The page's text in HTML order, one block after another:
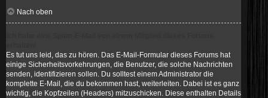
Nach oben
Es tut uns leid, das zu hören. Das E-Mail-Formular dieses Forums hat
einige Sicherheitsvorkehrungen, die Benutzer, die solche Nachrichten
senden, identifizieren sollen. Du solltest einem Administrator die
komplette E-Mail, die du bekommen hast, weiterleiten. Dabei ist es ganz
wichtig, die Kopfzeilen (Headers) mitzuschicken. Diese enthalten Details